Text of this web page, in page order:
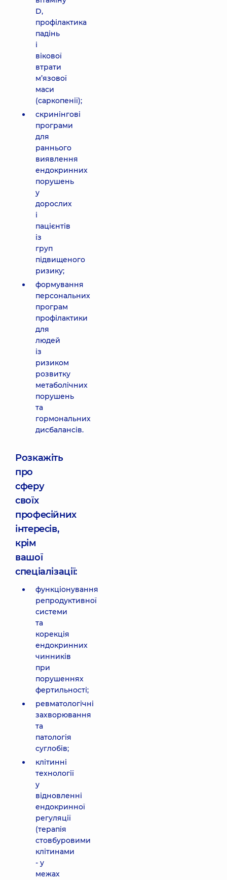
D,
профілактика
падінь
і
вікової
втрати
м’язової
маси
(саркопенії);
скринінгові
програми
для
раннього
виявлення
ендокринних
порушень
у
дорослих
і
пацієнтів
із
груп
підвищеного
ризику;
формування
персональних
програм
профілактики
для
людей
із
ризиком
розвитку
метаболічних
порушень
та
гормональних
дисбалансів.
Розкажіть
про
сферу
своїх
професійних
інтересів,
крім
вашої
спеціалізації:
функціонування
репродуктивної
системи
та
корекція
ендокринних
чинників
при
порушеннях
фертильності;
ревматологічні
захворювання
та
патологія
суглобів;
клітинні
технології
у
відновленні
ендокринної
регуляції
(терапія
стовбуровими
клітинами
- у
межах